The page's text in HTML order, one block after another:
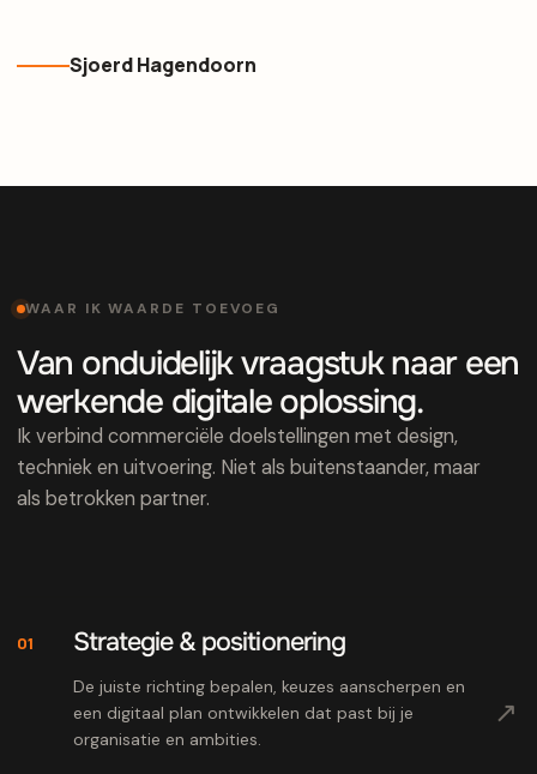
Sjoerd Hagendoorn
WAAR IK WAARDE TOEVOEG
Van onduidelijk vraagstuk naar een
werkende digitale oplossing.
Ik verbind commerciële doelstellingen met design,
techniek en uitvoering. Niet als buitenstaander, maar
als betrokken partner.
01 Strategie & positionering
De juiste richting bepalen, keuzes aanscherpen en
een digitaal plan ontwikkelen dat past bij je
organisatie en ambities.
↗